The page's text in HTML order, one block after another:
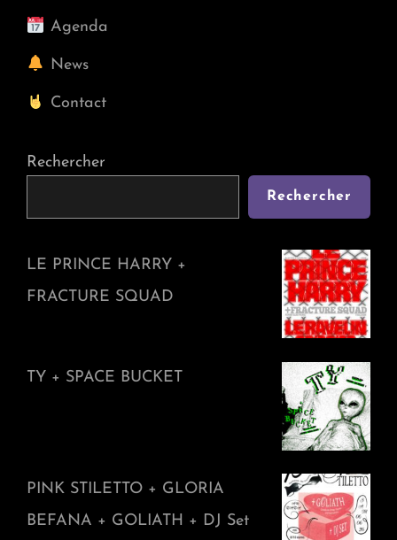
12/10/2023
Agenda
News
Contact
Rechercher
Rechercher
LE PRINCE HARRY +
FRACTURE SQUAD
TY + SPACE BUCKET
PINK STILETTO + GLORIA
BEFANA + GOLIATH + DJ Set